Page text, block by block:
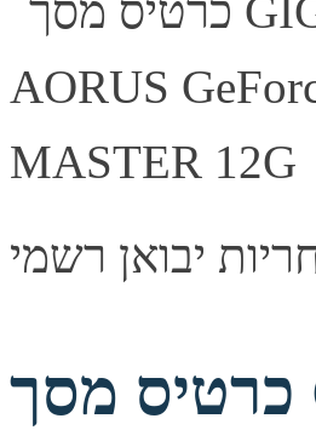
כרטיס מסך GIGABYTE AORUS GeForce